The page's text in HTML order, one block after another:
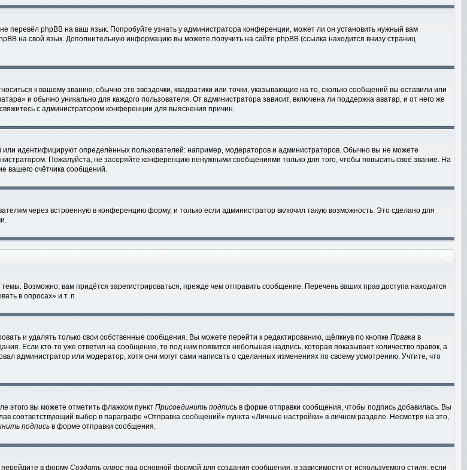
перевёл phpBB на ваш язык. Попробуйте узнать у администратора конференции, может ли он установить нужный вам
на свой язык. Дополнительную информацию вы можете получить на сайте phpBB (ссылка находится внизу страниц
к вашему званию, обычно это звёздочки, квадратики или точки, указывающие на то, сколько сообщений вы оставили или
и обычно уникально для каждого пользователя. От администратора зависит, включена ли поддержка аватар, и от него же
с администратором конференции для выяснения причин.
идентифицируют определённых пользователей: например, модераторов и администраторов. Обычно вы не можете
Пожалуйста, не засоряйте конференцию ненужными сообщениями только для того, чтобы повысить своё звание. На
вашего счётчика сообщений.
через встроенную в конференцию форму, и только если администратор включил такую возможность. Это сделано для
Возможно, вам придётся зарегистрироваться, прежде чем отправить сообщение. Перечень ваших прав доступа находится
в опросах» и т. п.
и удалять только свои собственные сообщения. Вы можете перейти к редактированию, щёлкнув по кнопке Правка в
Если кто-то уже ответил на сообщение, то под ним появится небольшая надпись, которая показывает количество правок, а
администратор или модератор, хотя они могут сами написать о сделанных изменениях по своему усмотрению. Учтите, что
этого вы можете отметить флажком пункт Присоединить подпись в форме отправки сообщения, чтобы подпись добавилась. Вы
соответствующий выбор в параграфе «Отправка сообщений» пункта «Личные настройки» в личном разделе. Несмотря на это,
подпись в форме отправки сообщения.
в форму Создать опрос под основной формой для создания сообщения, в зависимости от используемого стиля; если